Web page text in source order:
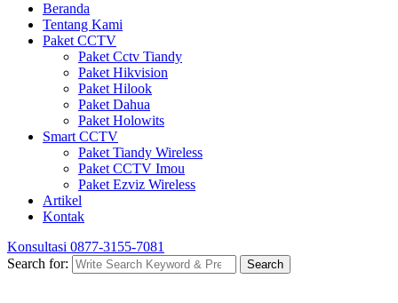
Beranda
Tentang Kami
Paket CCTV
Paket Cctv Tiandy
Paket Hikvision
Paket Hilook
Paket Dahua
Paket Holowits
Smart CCTV
Paket Tiandy Wireless
Paket CCTV Imou
Paket Ezviz Wireless
Artikel
Kontak
Konsultasi 0877-3155-7081
Search for:
Search